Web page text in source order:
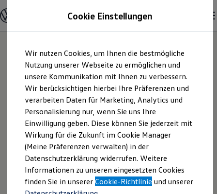
Hauptinhalt
springen
Footer
springen
Modelle & Konfigurator
Nutzfahrzeugkategorien entdecken
Modelle konfigurieren
Vorgängermodelle und Oldtimer
Vorgängermodelle
Oldtimer
Bulli Historie
Branchenlösungen & Gewerbekunden
Umbaulösungen und Hersteller finden
Auf- und Umbauten entdecken & konfigurieren
Groß- und Sonderkunden
Großkunden
Kommunen & Behörden
Journalisten
Sportvereine
Branchenlösungen
Bau & Handwerk
Gewerbliche Personenbeförderung
Service & mobile Werkstätten
Löhmer GmbH & Co.
KG | Impressum &
Rechtliches
Hier finden Sie Informationen über die
Löhmer GmbH & Co. KG als
verantwortliche Anbieterin von Inhalten
Cookie Einstellungen
Wir nutzen Cookies, um Ihnen die bestmögliche
Nutzung unserer Webseite zu ermöglichen und
unsere Kommunikation mit Ihnen zu verbessern.
Wir berücksichtigen hierbei Ihre Präferenzen und
verarbeiten Daten für Marketing, Analytics und
Personalisierung nur, wenn Sie uns Ihre
Einwilligung geben. Diese können Sie jederzeit mit
Wirkung für die Zukunft im Cookie Manager
(Meine Präferenzen verwalten) in der
Datenschutzerklärung widerrufen. Weitere
Informationen zu unseren eingesetzten Cookies
finden Sie in unsererCookie-Richtlinie und unserer